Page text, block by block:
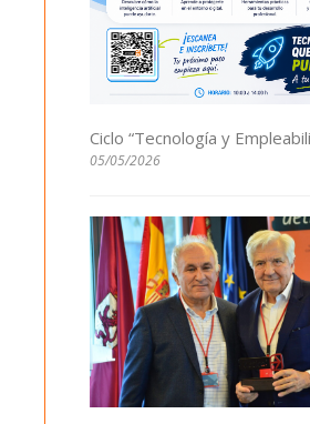
Ciclo “Tecnología y
05/05/2026